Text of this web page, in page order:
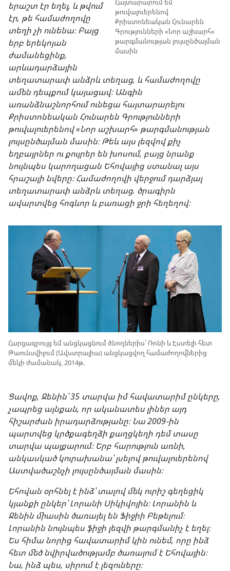
թուվալուերենով
Քրիստոնեական Հունարեն
Գրությունների «Նոր աշխարհ»
թարգմանության լույսընծայման
մասին
երաշտ էր եղել, և թվում
էր, թե համաժողովը
տեղի չի ունենա։ Բայց
երբ երեկոյան
ժամանեցինք,
արևադարձային
տեղատարափ անձրև տեղաց, և համաժողովը
ամեն դեպքում կայացավ։ Անգին
առանձնաշնորհում ունեցա հայտարարելու
Քրիստոնեական Հունարեն Գրությունների
թուվալուերենով «Նոր աշխարհ» թարգմանության
լույսընծայման մասին։ Թեև այս լեզվով քիչ
եղբայրներ ու քույրեր են խոսում, բայց նրանք
նույնպես կարողացան Եհովայից ստանալ այս
հրաշալի նվերը։ Համաժողովի վերջում դարձյալ
տեղատարափ անձրև տեղաց. ծրագիրն
ավարտվեց հոգևոր և բառացի ջրի հեղեղով։
Հարցազրույց եմ անցկացնում ծնողներիս՝ Ռոնի և Էստելի հետ
Թաունսվիլում (Ավստրալիա) անցկացվող համաժողովներից
մեկի ժամանակ, 2014թ.
Ցավոք, Ջենին՝ 35 տարվա իմ հավատարիմ ընկերը,
չապրեց այնքան, որ ականատես լիներ այդ
հիշարժան իրադարձությանը։ Նա 2009-ին
պարտվեց կրծքագեղձի քաղցկեղի դեմ տասը
տարվա պայքարում։ Երբ հարություն առնի,
անկասկած կուրախանա՝ լսելով թուվալուերենով
Աստվածաշնչի լույսընծայման մասին։
Եհովան օրհնել է ինձ՝ տալով մեկ ուրիշ գեղեցիկ
կյանքի ընկեր՝ Լորանի Սիկիվոյին։ Լորանին և
Ջենին միասին ծառայել են Ֆիջիի Բեթելում։
Լորանին նույնպես ֆիջի լեզվի թարգմանիչ է եղել։
Ես հիմա նորից հավատարիմ կին ունեմ, որը ինձ
հետ մեծ նվիրվածությամբ ծառայում է Եհովային։
Նա, ինձ պես, սիրում է լեզուները։